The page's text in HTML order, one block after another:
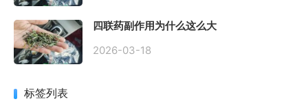
四联药副作用为什么这么大
2026-03-18
标签列表